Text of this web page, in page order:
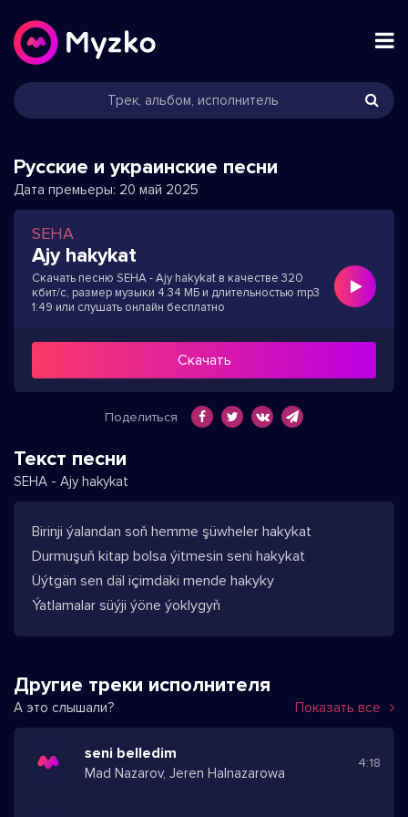
Русские и украинские песни
Дата премьеры: 20 май 2025
SEHA
Ajy hakykat
Скачать песню SEHA - Ajy hakykat в качестве 320
кбит/с, размер музыки 4.34 МБ и длительностью mp3
1:49 или слушать онлайн бесплатно
Скачать
Поделиться
Текст песни
SEHA - Ajy hakykat
Birinji ýalandan soň hemme şüwheler hakykat
Durmuşuň kitap bolsa ýitmesin seni hakykat
Üýtgän sen däl içimdäki mende hakyky
Ýatlamalar süýji ýöne ýoklygyň
Другие треки исполнителя
А это слышали? Показать все
seni belledim
Mad Nazarov, Jeren Halnazarowa
4:18